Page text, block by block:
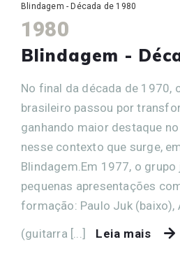
Blindagem - Década de 1980
1980
Blindagem -
No final da década de 1970,
brasileiro passou por
ganhando maior destaque
nesse contexto que surge,
Blindagem.Em 1977, o grupo
pequenas apresentações
formação: Paulo Juk (baixo),
(guitarra [...]
Leia mais